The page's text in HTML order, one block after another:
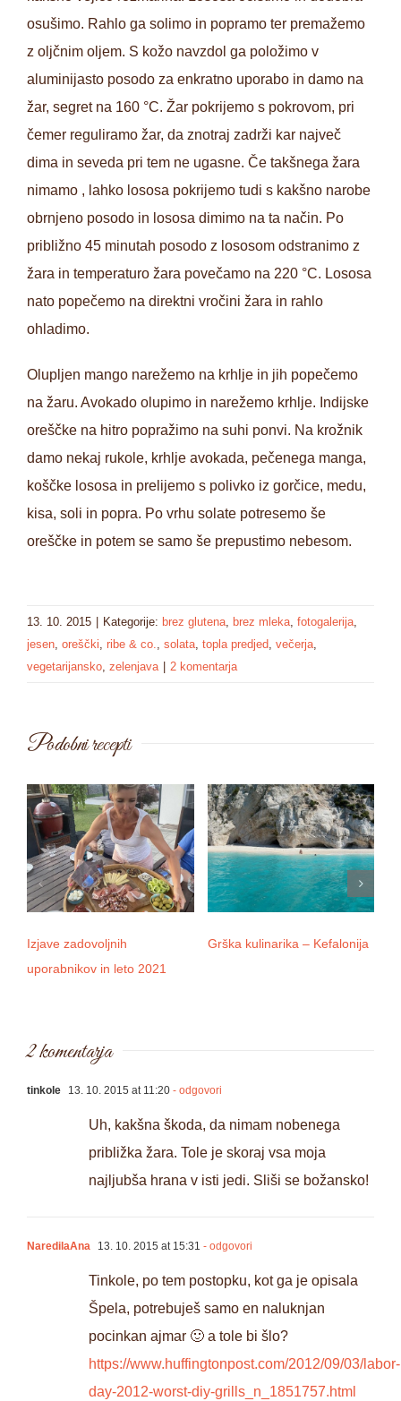
osušimo. Rahlo ga solimo in popramo ter premažemo
z oljčnim oljem. S kožo navzdol ga položimo v
aluminijasto posodo za enkratno uporabo in damo na
žar, segret na 160 °C. Žar pokrijemo s pokrovom, pri
čemer reguliramo žar, da znotraj zadrži kar največ
dima in seveda pri tem ne ugasne. Če takšnega žara
nimamo , lahko lososa pokrijemo tudi s kakšno narobe
obrnjeno posodo in lososa dimimo na ta način. Po
približno 45 minutah posodo z lososom odstranimo z
žara in temperaturo žara povečamo na 220 °C. Lososa
nato popečemo na direktni vročini žara in rahlo
ohladimo.
Olupljen mango narežemo na krhlje in jih popečemo
na žaru. Avokado olupimo in narežemo krhlje. Indijske
oreščke na hitro popražimo na suhi ponvi. Na krožnik
damo nekaj rukole, krhlje avokada, pečenega manga,
koščke lososa in prelijemo s polivko iz gorčice, medu,
kisa, soli in popra. Po vrhu solate potresemo še
oreščke in potem se samo še prepustimo nebesom.
13. 10. 2015 Kategorije: brez glutena, brez mleka, fotogalerija,
jesen, oreščki, ribe & co., solata, topla predjed, večerja,
vegetarijansko, zelenjava 2 komentarja
Podobni recepti
Izjave zadovoljnih
uporabnikov in leto 2021
Grška kulinarika – Kefalonija
2 komentarja
tinkole 13. 10. 2015 at 11:20 - odgovori
Uh, kakšna škoda, da nimam nobenega
približka žara. Tole je skoraj vsa moja
najljubša hrana v isti jedi. Sliši se božansko!
NaredilaAna 13. 10. 2015 at 15:31 - odgovori
Tinkole, po tem postopku, kot ga je opisala
Špela, potrebuješ samo en naluknjan
pocinkan ajmar 🙂 a tole bi šlo?
https://www.huffingtonpost.com/2012/09/03/labor-
day-2012-worst-diy-grills_n_1851757.html